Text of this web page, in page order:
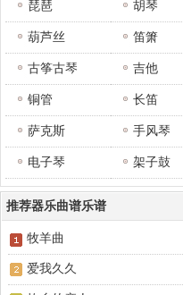
琵琶 胡琴
葫芦丝 笛箫
古筝古琴 吉他
铜管 长笛
萨克斯 手风琴
电子琴 架子鼓
推荐器乐曲谱乐谱
牧羊曲
爱我久久